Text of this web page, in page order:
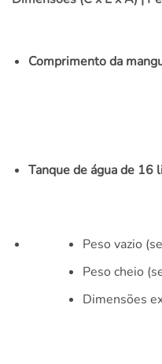
Comprimento da
Tanque de água de 16
Peso vazio
Peso cheio
Dimensões